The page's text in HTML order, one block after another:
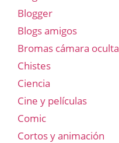
Blogger
Blogs amigos
Bromas cámara oculta
Chistes
Ciencia
Cine y películas
Comic
Cortos y animación